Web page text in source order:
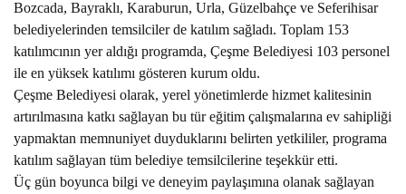
Bozcada, Bayraklı, Karaburun, Urla, Güzelbahçe ve Seferihisar
belediyelerinden temsilciler de katılım sağladı. Toplam 153
katılımcının yer aldığı programda, Çeşme Belediyesi 103 personel
ile en yüksek katılımı gösteren kurum oldu.
Çeşme Belediyesi olarak, yerel yönetimlerde hizmet kalitesinin
artırılmasına katkı sağlayan bu tür eğitim çalışmalarına ev sahipliği
yapmaktan memnuniyet duyduklarını belirten yetkililer, programa
katılım sağlayan tüm belediye temsilcilerine teşekkür etti.
Üç gün boyunca bilgi ve deneyim paylaşımına olanak sağlayan